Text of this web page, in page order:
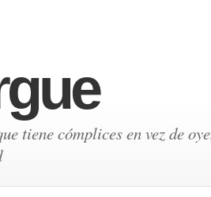
tiene cómplices en vez de